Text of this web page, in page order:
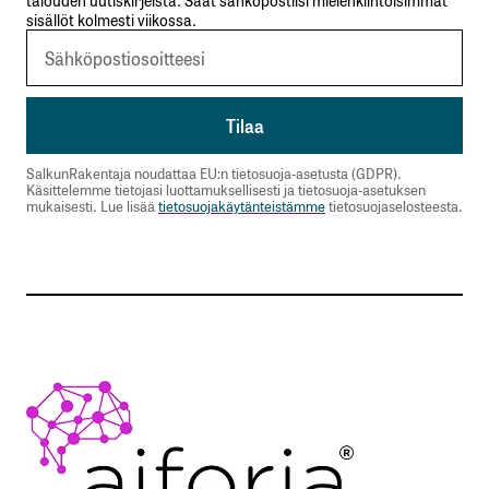
sisällöt kolmesti viikossa.
SalkunRakentaja noudattaa EU:n tietosuoja-asetusta (GDPR).
Käsittelemme tietojasi luottamuksellisesti ja tietosuoja-asetuksen
mukaisesti. Lue lisää tietosuojakäytänteistämmetietosuojaselosteesta.